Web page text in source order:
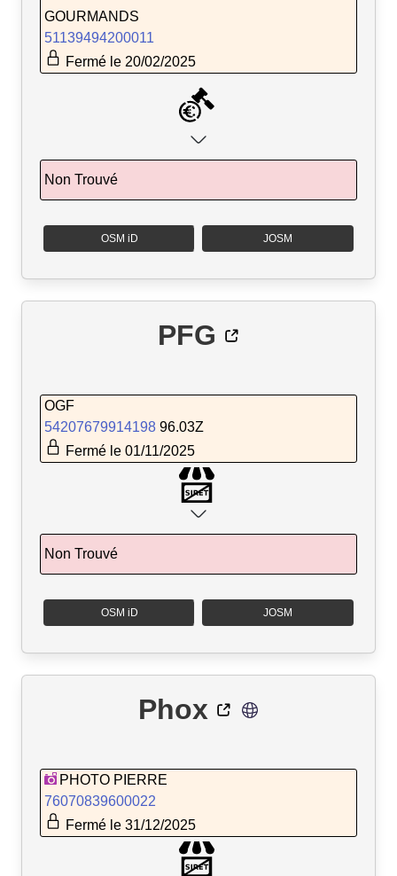
GOURMANDS
51139494200011
Fermé le 20/02/2025
Non Trouvé
OSM iD JOSM
PFG
OGF
54207679914198 96.03Z
Fermé le 01/11/2025
Non Trouvé
OSM iD JOSM
Phox
PHOTO PIERRE
76070839600022
Fermé le 31/12/2025